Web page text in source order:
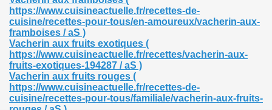
https://www.cuisineactuelle.fr/recettes-de-
cuisine/recettes-pour-tous/en-amoureux/vacherin-aux-
framboises / aS )
Vacherin aux fruits exotiques (
https://www.cuisineactuelle.fr/recettes/vacherin-aux-
fruits-exotiques-194287 / aS )
Vacherin aux fruits rouges (
https://www.cuisineactuelle.fr/recettes-de-
cuisine/recettes-pour-tous/familiale/vacherin-aux-fruits-